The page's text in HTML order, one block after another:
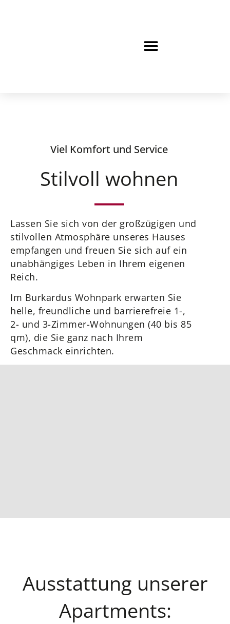
Viel Komfort und Service
Stilvoll wohnen
Lassen Sie sich von der großzügigen und
stilvollen Atmosphäre unseres Hauses
empfangen und freuen Sie sich auf ein
unabhängiges Leben in Ihrem eigenen
Reich.
Im Burkardus Wohnpark erwarten Sie
helle, freundliche und barrierefreie 1-,
2- und 3-Zimmer-Wohnungen (40 bis 85
qm), die Sie ganz nach Ihrem
Geschmack einrichten.
Ausstattung unserer
Apartments: